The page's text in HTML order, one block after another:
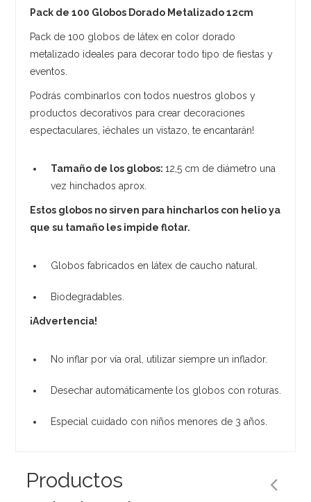
Pack de 100 Globos Dorado Metalizado 12cm
Pack de 100 globos de látex en color dorado
metalizado ideales para decorar todo tipo de fiestas y
eventos.
Podrás combinarlos con todos nuestros globos y
productos decorativos para crear decoraciones
espectaculares, ¡échales un vistazo, te encantarán!
Tamaño de los globos:12,5 cm de diámetro una
vez hinchados aprox.
Estos globos no sirven para hincharlos con helio ya
que su tamaño les impide flotar.
Globos fabricados en látex de caucho natural.
Biodegradables.
¡Advertencia!
No inflar por vía oral, utilizar siempre un inflador.
Desechar automáticamente los globos con roturas.
Especial cuidado con niños menores de 3 años.
Productos